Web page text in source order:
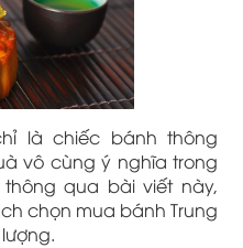
là chiếc bánh thông
vô cùng ý nghĩa trong
thông qua bài viết này,
chọn mua bánh Trung